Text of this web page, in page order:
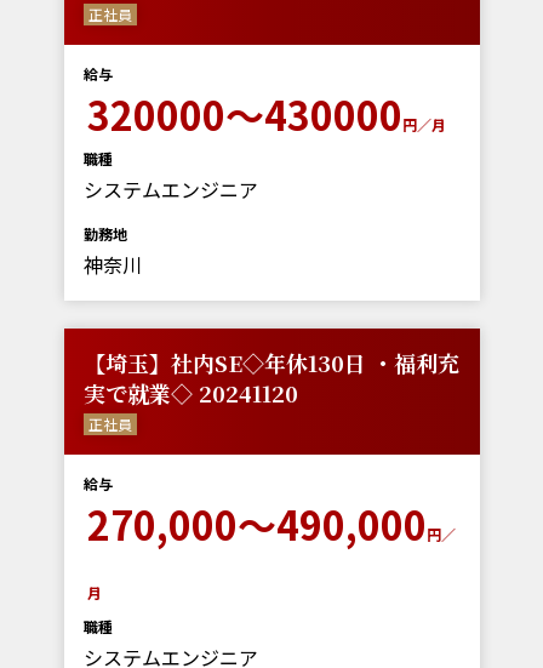
正社員
給与
320000～430000円／月
職種
システムエンジニア
勤務地
神奈川
【埼玉】社内SE◇年休130日 ・福利充
実で就業◇ 20241120
正社員
給与
270,000～490,000円／
月
職種
システムエンジニア